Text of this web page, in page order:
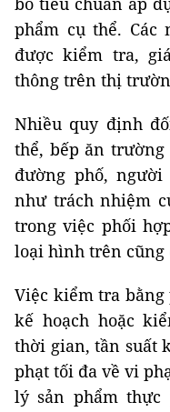
phẩm cụ thể. Các
được kiểm tra,
thông trên thị
Nhiều quy định
thể, bếp ăn trường
đường phố,
như trách nhiệm
trong việc phối
loại hình trên cũng
Việc kiểm tra
kế hoạch hoặc
thời gian, tần suất
phạt tối đa về vi
lý sản phẩm thực